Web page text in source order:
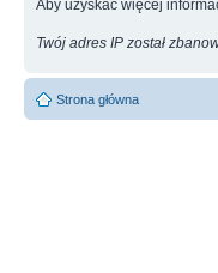
Aby uzyskać więcej
Twój adres IP został
Strona główna